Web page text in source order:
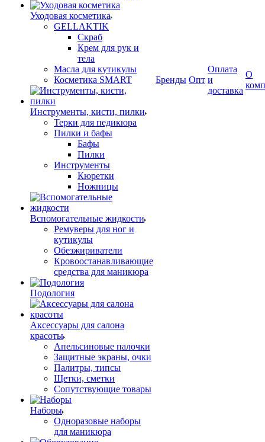
Уходовая косметика
GELLAKTIK
Скраб
Крем для рук и
тела
Масла для кутикулы
Косметика SMART
Инструменты, кисти, пилки
Терки для педикюра
Пилки и бафы
Бафы
Пилки
Инструменты
Кюретки
Ножницы
Вспомогательные жидкости
Ремуверы для ног и
кутикулы
Обезжириватели
Кровоостанавливающие
средства для маникюра
Подология
Аксессуары для салона
красоты
Апельсиновые палочки
Защитные экраны, очки
Палитры, типсы
Щетки, сметки
Сопутствующие товары
Наборы
Одноразовые наборы
для маникюра
Бренды Опт
Оплата
и
доставка
О